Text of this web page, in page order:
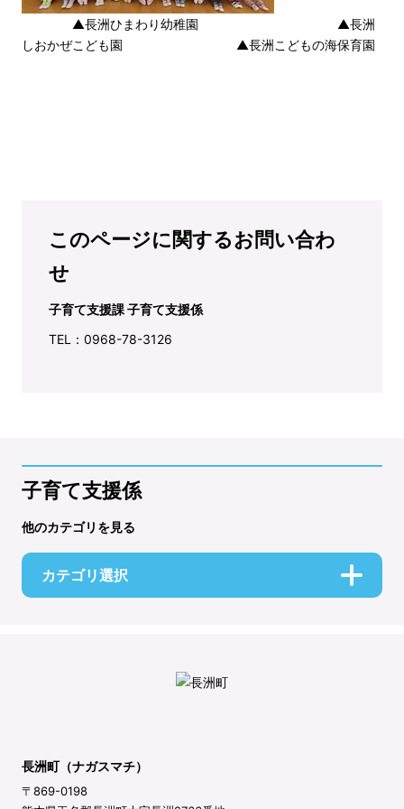
▲長洲ひまわり幼稚園 ▲長洲
しおかぜこども園 ▲長洲こどもの海保育園
このページに関するお問い合わ
せ
子育て支援課 子育て支援係
TEL：0968-78-3126
子育て支援係
他のカテゴリを見る
カテゴリ選択
長洲町（ナガスマチ）
〒869-0198